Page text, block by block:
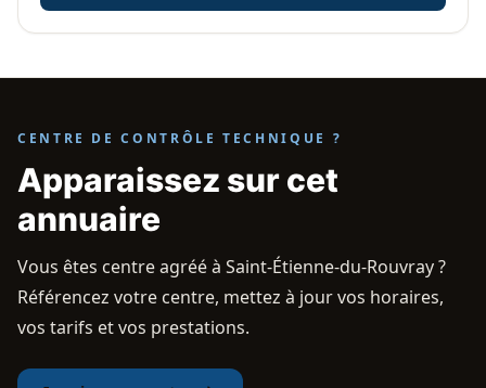
CENTRE DE CONTRÔLE TECHNIQUE ?
Apparaissez sur cet
annuaire
Vous êtes centre agréé à Saint-Étienne-du-Rouvray ?
Référencez votre centre, mettez à jour vos horaires,
vos tarifs et vos prestations.